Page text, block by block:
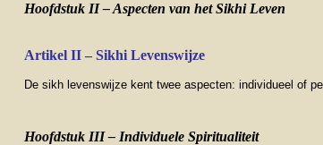
Hoofdstuk II – Aspecten van het Sikhi Leven
Artikel II – Sikhi Levenswijze
De sikh levenswijze kent twee aspecten: individueel of
Hoofdstuk III – Individuele Spiritualiteit